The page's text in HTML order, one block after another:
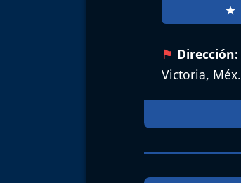
Dirección:
Victoria, Méx.